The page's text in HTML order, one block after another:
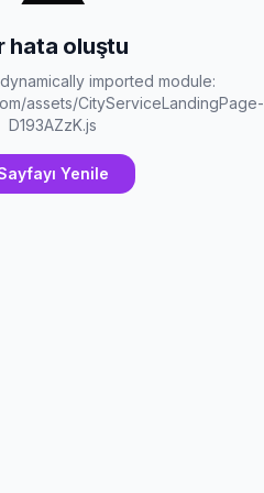
hata oluştu
imported module:
assets/CityServiceLandingPage-
D193AZzK.js
Yenile